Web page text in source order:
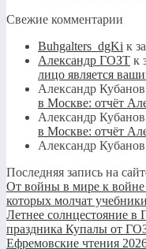
Свежие комментарии
Buhgalters_dgKi к
Александр ГОЗТ к
лицо является
Александр Кубанов
в Москве: отчёт
Александр Кубанов
в Москве: отчёт
Александр Кубанов
Последняя запись на
От войны в мире к войне
которых молчат учебники
Летнее солнцестояние в
праздника Купалы от
Ефремовские чтения